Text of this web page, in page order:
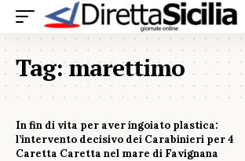
Tag:marettimo
In fin di vita per aver ingoiato plastica:
l’intervento decisivo dei Carabinieri per 4
Caretta Caretta nel mare di Favignana